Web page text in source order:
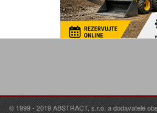
© 1999 - 2019 ABSTRACT, s.r.o. a dodavatelé